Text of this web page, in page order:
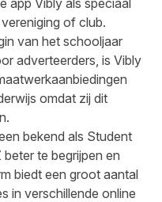
app Vibly als speciaal
of club.
van het schooljaar
adverteerders, is Vibly
omdat zij dit
bekend als Student
te begrijpen en
biedt een groot aantal
in verschillende online